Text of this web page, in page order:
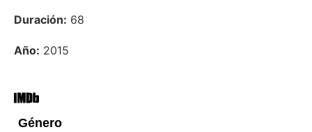
Duración: 68
Año: 2015
Género